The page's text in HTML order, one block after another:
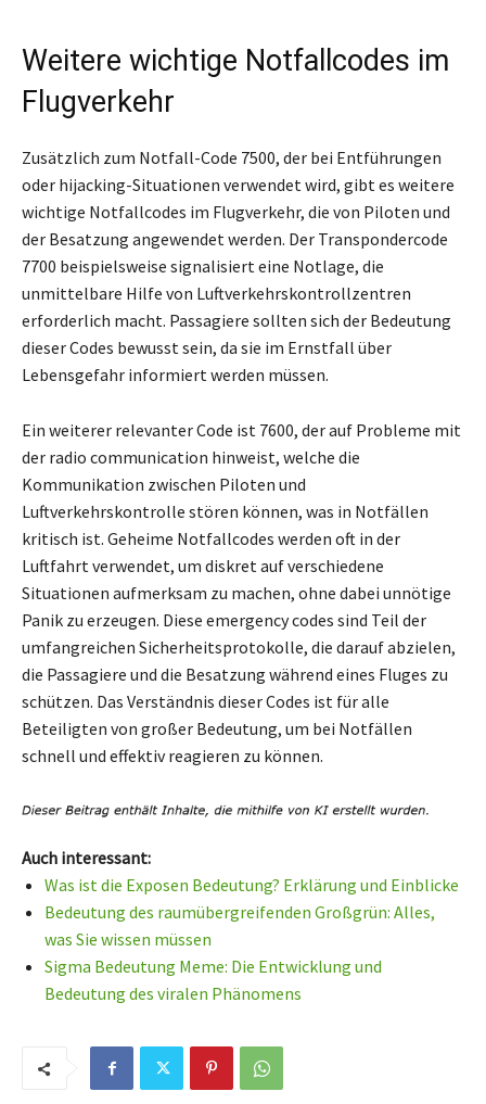
Weitere wichtige Notfallcodes im
Flugverkehr
Zusätzlich zum Notfall-Code 7500, der bei Entführungen
oder hijacking-Situationen verwendet wird, gibt es weitere
wichtige Notfallcodes im Flugverkehr, die von Piloten und
der Besatzung angewendet werden. Der Transpondercode
7700 beispielsweise signalisiert eine Notlage, die
unmittelbare Hilfe von Luftverkehrskontrollzentren
erforderlich macht. Passagiere sollten sich der Bedeutung
dieser Codes bewusst sein, da sie im Ernstfall über
Lebensgefahr informiert werden müssen.
Ein weiterer relevanter Code ist 7600, der auf Probleme mit
der radio communication hinweist, welche die
Kommunikation zwischen Piloten und
Luftverkehrskontrolle stören können, was in Notfällen
kritisch ist. Geheime Notfallcodes werden oft in der
Luftfahrt verwendet, um diskret auf verschiedene
Situationen aufmerksam zu machen, ohne dabei unnötige
Panik zu erzeugen. Diese emergency codes sind Teil der
umfangreichen Sicherheitsprotokolle, die darauf abzielen,
die Passagiere und die Besatzung während eines Fluges zu
schützen. Das Verständnis dieser Codes ist für alle
Beteiligten von großer Bedeutung, um bei Notfällen
schnell und effektiv reagieren zu können.
Auch interessant:
Was ist die Exposen Bedeutung? Erklärung und Einblicke
Bedeutung des raumübergreifenden Großgrün: Alles,
was Sie wissen müssen
Sigma Bedeutung Meme: Die Entwicklung und
Bedeutung des viralen Phänomens